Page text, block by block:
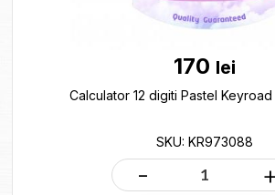
170 lei
Calculator 12 digiti Pastel
SKU: KR973088
- +